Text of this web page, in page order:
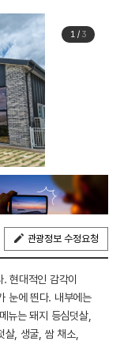
1/ 3
관광정보 수정요청
현대적인 감각이
눈에 띈다. 내부에는
뉴는 돼지 등심덧살,
살, 생굴, 쌈 채소,